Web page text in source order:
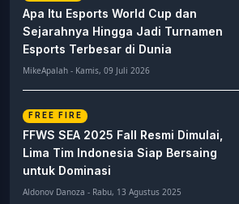
Apa Itu Esports World Cup dan
Sejarahnya Hingga Jadi Turnamen
Esports Terbesar di Dunia
MikeApalah - Kamis, 09 Juli 2026
FREE FIRE
FFWS SEA 2025 Fall Resmi Dimulai,
Lima Tim Indonesia Siap Bersaing
untuk Dominasi
Aldonov Danoza - Rabu, 13 Agustus 2025